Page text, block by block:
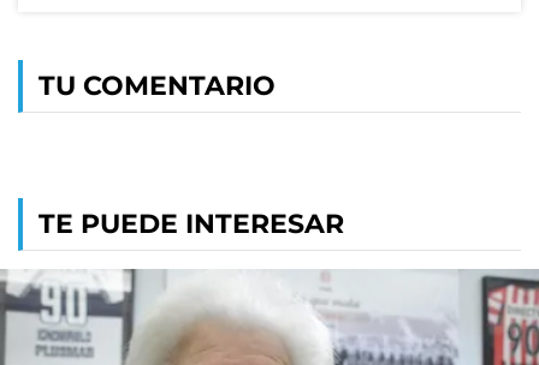
TU COMENTARIO
TE PUEDE INTERESAR